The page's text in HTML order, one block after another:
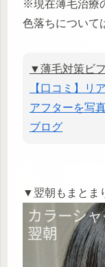
※現在薄毛治療
色落ちについて
▼薄毛対策ビ
【口コミ】リ
アフターを写
ブログ
▼翌朝もまとま